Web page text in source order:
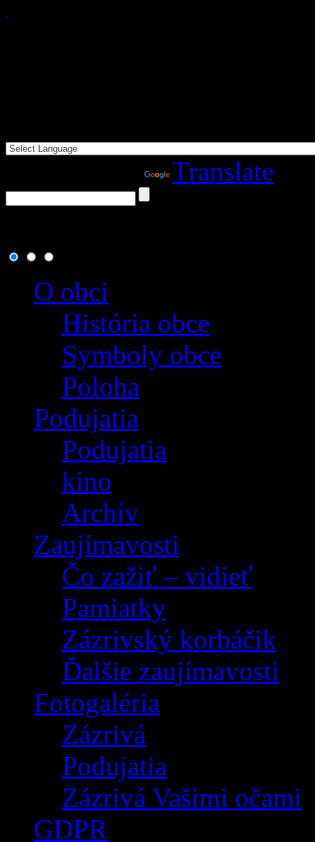
Translate
O obci
História obce
Symboly obce
Poloha
Podujatia
Podujatia
kino
Archív
Zaujímavosti
Čo zažiť – vidieť
Pamiatky
Zázrivský korbáčik
Ďalšie zaujímavosti
Fotogaléria
Zázrivá
Podujatia
Zázrivá Vašimi očami
GDPR